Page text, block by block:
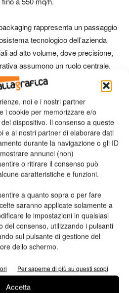
noi e i nostri partner
i cookie per memorizzare e/o
dispositivo. Il consenso a queste
e ai nostri partner di elaborare dati
durante la navigazione o gli ID
annunci (non)
o ritirare il consenso può
caratteristiche e funzioni.
a quanto sopra o per fare
saranno applicate solamente a
le impostazioni in qualsiasi
del consenso, utilizzando i pulsanti
sul pulsante di gestione del
dello schermo.
Per saperne di più su questi scopi
Accetta
rappresenta un passaggio
tecnologico dell’azienda
ad alto volume, dove precisione,
assumono un ruolo centrale.
e integrazione
emersi durante Fespa 2026
Technologies nel campo
avanzata.
integrazioni robotiche basate su
PLATINUM DS21 Robotic
ha integrato nel proprio team
sviluppo e nella personalizzazione
robotizzati, con l’obiettivo di
movimentazione e taglio
la nuova direzione